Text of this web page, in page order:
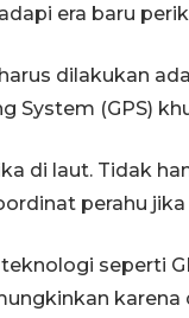
era baru
dilakukan
System (GPS)
di laut. Tidak
perahu
seperti
karena